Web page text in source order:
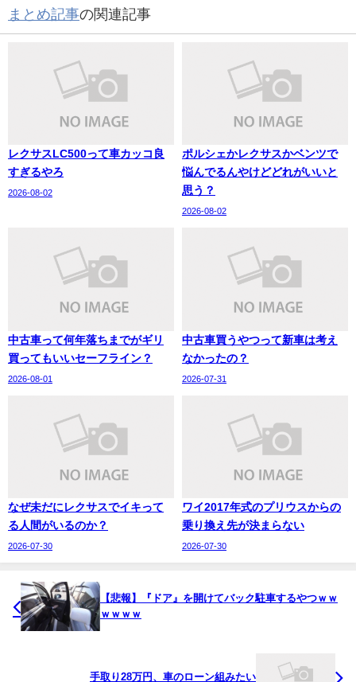
まとめ記事の関連記事
レクサスLC500って車カッコ良
すぎるやろ
2026-08-02
ポルシェかレクサスかベンツで
悩んでるんやけどどれがいいと
思う？
2026-08-02
中古車って何年落ちまでがギリ
買ってもいいセーフライン？
2026-08-01
中古車買うやつって新車は考え
なかったの？
2026-07-31
なぜ未だにレクサスでイキって
る人間がいるのか？
2026-07-30
ワイ2017年式のプリウスからの
乗り換え先が決まらない
2026-07-30
【悲報】『ドア』を開けてバック駐車するやつｗｗ
ｗｗｗｗ
手取り28万円、車のローン組みたい